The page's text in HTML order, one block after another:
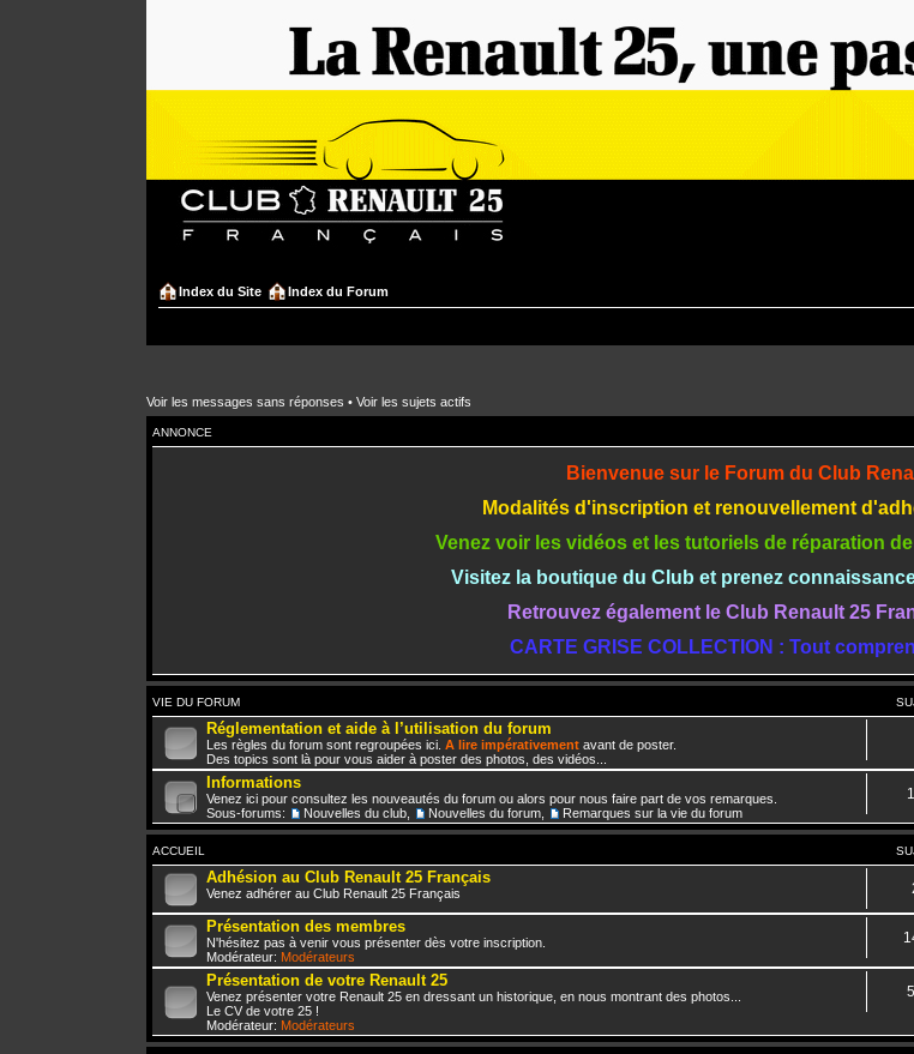
Index du Site Index du Forum
Voir les messages sans réponses • Voir les sujets actifs
ANNONCE
Bienvenue sur le Forum du Club
Modalités d'inscription et renouvellement
Venez voir les vidéos et les tutoriels de réparation
Visitez la boutique du Club et prenez
Retrouvez également le Club Renault 25
CARTE GRISE COLLECTION : Tout
VIE DU FORUM
Réglementation et aide à l’utilisation du forum
Les règles du forum sont regroupées ici. A lire impérativement avant de poster.
Des topics sont là pour vous aider à poster des photos, des vidéos...
Informations
Venez ici pour consultez les nouveautés du forum ou alors pour nous faire part de vos remarques.
Sous-forums:
Nouvelles du club Nouvelles du forum Remarques sur la vie du forum
ACCUEIL
Adhésion au Club Renault 25 Français
Venez adhérer au Club Renault 25 Français
Présentation des membres
N'hésitez pas à venir vous présenter dès votre inscription.
Modérateur: Modérateurs
Présentation de votre Renault 25
Venez présenter votre Renault 25 en dressant un historique, en nous montrant des photos...
Le CV de votre 25 !
Modérateur: Modérateurs